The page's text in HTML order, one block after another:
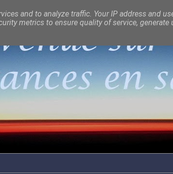
and to analyze traffic. Your IP address and
metrics to ensure quality of service, generate